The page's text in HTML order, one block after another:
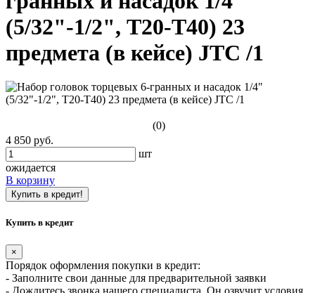
(5/32"-1/2", Т20-Т40) 23
предмета (в кейсе) JTC /1
(0)
4 850 руб.
шт
ожидается
В корзину
Купить в кредит!
Купить в кредит
×
Порядок оформления покупки в кредит:
- Заполните свои данные для предварительной заявки
- Дождитесь звонка нашего специалиста. Он озвучит условия